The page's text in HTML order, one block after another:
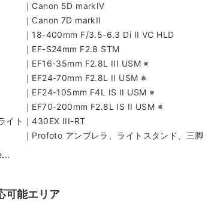
がえのない "記憶" へと変わります。
未来に向けて幸せをご提供いたします。
前】ご不明点はお気軽にお尋ねください
後】事前に詳細をメッセージでやり取りします
日】撮影する服装やメイクでお越しください
】コミュニケーションを取りつつ撮影を進めます
了後】写真を編集しデータでお渡しいたします
｜Canon 5D markⅣ
7D markⅡ
18-400mm F/3.5-6.3 Di II VC HLD
S24mm F2.8 STM
35mm F2.8L III USM ※
70mm F2.8L II USM ※
105mm F4L IS II USM ※
200mm F2.8L IS II USM ※
イト｜430EX III-RT
Profoto アンブレラ、ライトスタンド、三脚
可能エリア